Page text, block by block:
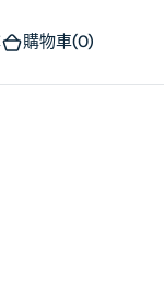
購物車(0)